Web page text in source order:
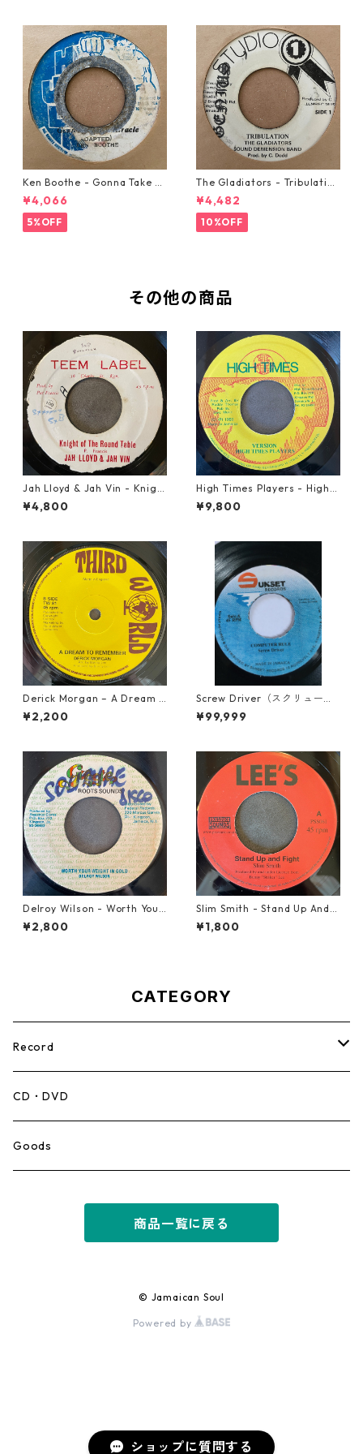
ショップに質問する
Ken Boothe - Gonna Take A
Miracle【7-21362】
¥4,066
5%OFF
The Gladiators - Tribulation
【7-21365】
¥4,482
10%OFF
その他の商品
Jah Lloyd & Jah Vin - Knigh
t Of The Round Table【7-21
908】
¥4,800
High Times Players - High T
imes Theme【7-21926】
¥9,800
Derick Morgan – A Dream T
o Remember【7-21824】
¥2,200
Screw Driver（スクリュード
ライバー） - Computer Rule
【7'】
¥99,999
Delroy Wilson - Worth Your
Weight In Gold【7-21965】
¥2,800
Slim Smith - Stand Up And F
ight 【7-21832】
¥1,800
CATEGORY
Record
Mento,Calypso,Ballad
Ska
Early Dancehall
CD・DVD
Goods
商品一覧に戻る
© Jamaican Soul
Powered by